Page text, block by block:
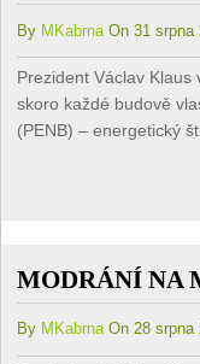
By MKabrna On 31 srpna
Prezident Václav
skoro každé budově
(PENB) – energetický
MODRÁNÍ NA
By MKabrnaOn 28 srpna